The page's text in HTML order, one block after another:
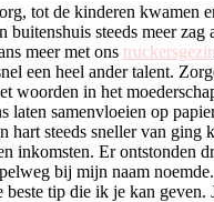
tot de kinderen kwamen
buitenshuis steeds meer zag
meer met ons truckersgezin
een heel ander talent.
woorden in het
laten samenvloeien op
hart steeds sneller van ging
inkomsten. Er ontstonden
bij mijn naam
tip die ik je kan geven.